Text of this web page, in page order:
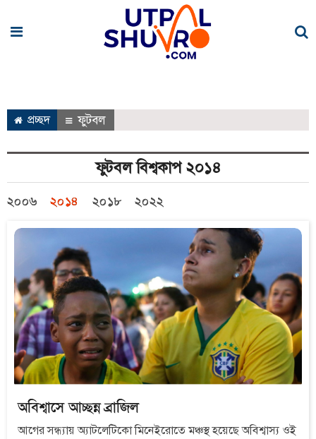
প্রচ্ছদ ফুটবল
ফুটবল বিশ্বকাপ ২০১৪
২০০৬ ২০১৪ ২০১৮ ২০২২
অবিশ্বাসে আচ্ছন্ন ব্রাজিল
আগের সন্ধ্যায় অ্যাটলেটিকো মিনেইরোতে মঞ্চস্থ হয়েছে অবিশ্বাস্য ওই